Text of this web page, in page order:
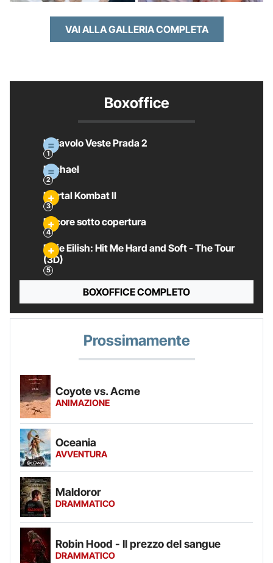
VAI ALLA GALLERIA COMPLETA
Boxoffice
Il Diavolo Veste Prada 2
Michael
Mortal Kombat II
Pecore sotto copertura
Billie Eilish: Hit Me Hard and Soft - The Tour
(3D)
BOXOFFICE COMPLETO
Prossimamente
Coyote vs. Acme
ANIMAZIONE
Oceania
AVVENTURA
Maldoror
DRAMMATICO
Robin Hood - Il prezzo del sangue
DRAMMATICO